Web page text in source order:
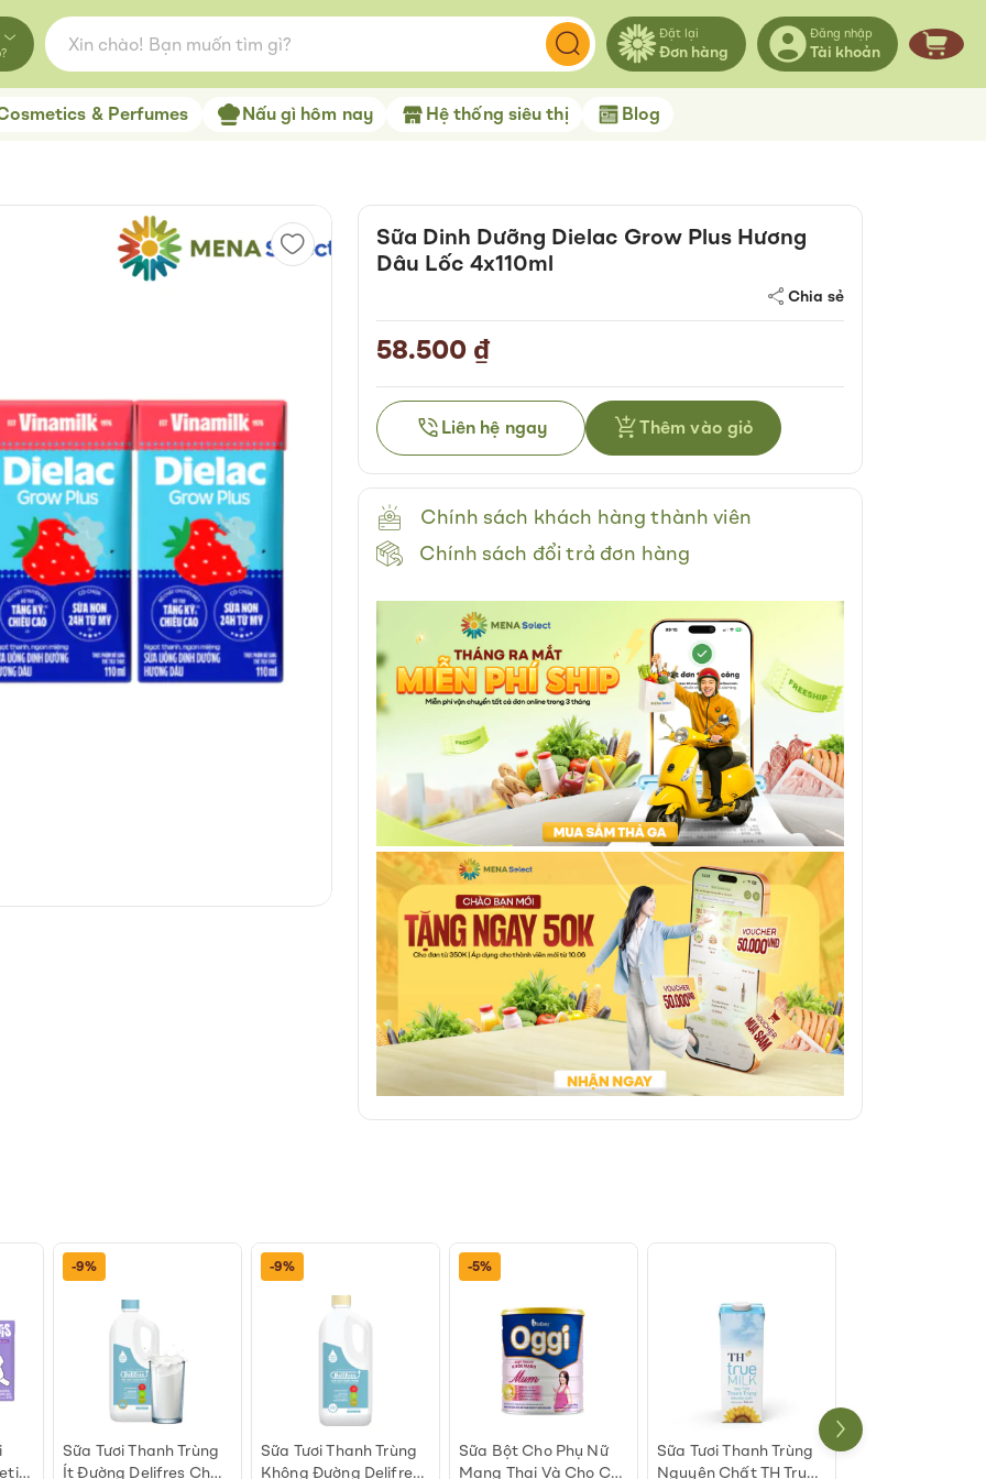
Đặt lại
Đơn hàng
Đăng nhập
Tài khoản Giỏ
& Perfumes Nấu gì hôm nay Hệ thống siêu thị Blog
Sữa Dinh Dưỡng Dielac Grow Plus Hương
Dâu Lốc 4x110ml
Chia sẻ
58.500 ₫
Liên hệ ngay Thêm vào giỏ
Chính sách khách hàng thành viên
Chính sách đổi trả đơn hàng
-9%
Sữa Tươi Thanh Trùng
Ít Đường Delifres Chai
-9%
Sữa Tươi Thanh Trùng
Không Đường Delifres
-5%
Sữa Bột Cho Phụ Nữ
Mang Thai Và Cho Con
Sữa Tươi Thanh Trùng
Nguyên Chất TH True
Sữa Đặc Có